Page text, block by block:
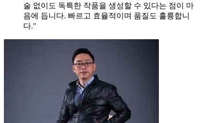
술 없이도 독특한 작품을 생성할 수 있다는 점이 마
음에 듭니다. 빠르고 효율적이며 품질도 훌륭합니
다."